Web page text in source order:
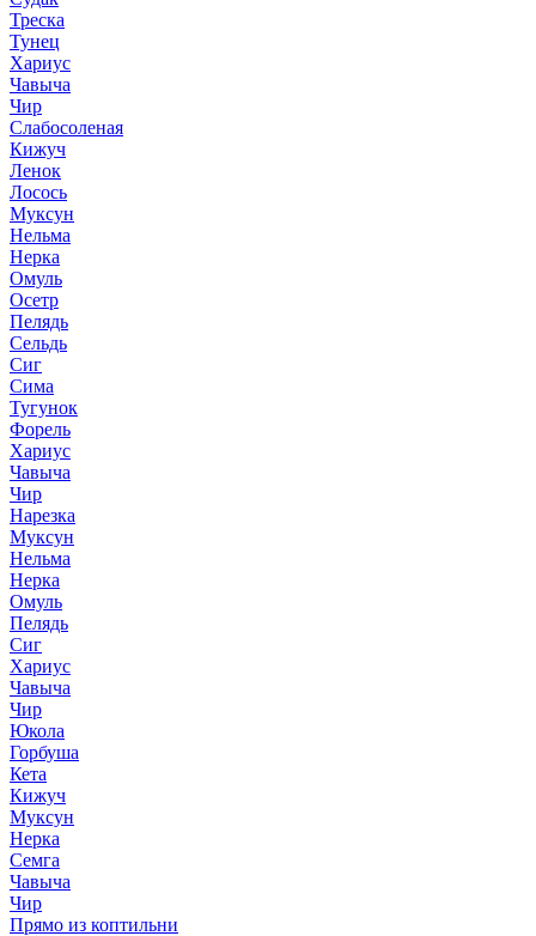
Треска
Тунец
Хариус
Чавыча
Чир
Слабосоленая
Кижуч
Ленок
Лосось
Муксун
Нельма
Нерка
Омуль
Осетр
Пелядь
Сельдь
Сиг
Сима
Тугунок
Форель
Хариус
Чавыча
Чир
Нарезка
Муксун
Нельма
Нерка
Омуль
Пелядь
Сиг
Хариус
Чавыча
Чир
Юкола
Горбуша
Кета
Кижуч
Муксун
Нерка
Семга
Чавыча
Чир
Прямо из коптильни